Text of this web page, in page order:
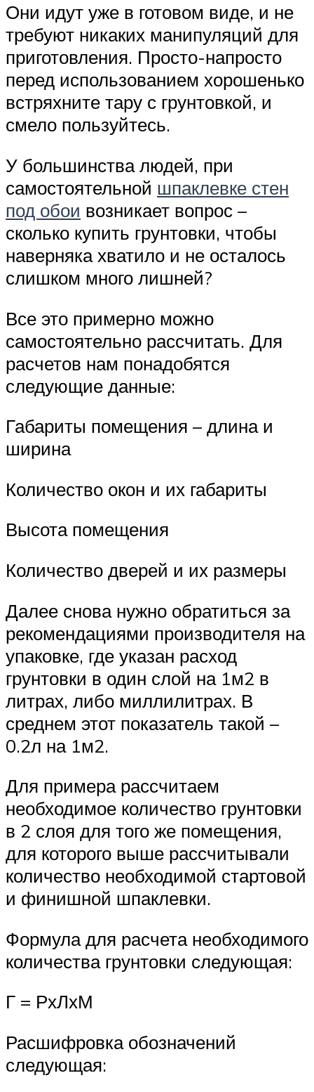
Они идут уже в готовом виде, и не
требуют никаких манипуляций для
приготовления. Просто-напросто
перед использованием хорошенько
встряхните тару с грунтовкой, и
смело пользуйтесь.
У большинства людей, при
самостоятельной шпаклевке стен
под обои возникает вопрос –
сколько купить грунтовки, чтобы
наверняка хватило и не осталось
слишком много лишней?
Все это примерно можно
самостоятельно рассчитать. Для
расчетов нам понадобятся
следующие данные:
Габариты помещения – длина и
ширина
Количество окон и их габариты
Высота помещения
Количество дверей и их размеры
Далее снова нужно обратиться за
рекомендациями производителя на
упаковке, где указан расход
грунтовки в один слой на 1м2 в
литрах, либо миллилитрах. В
среднем этот показатель такой –
0.2л на 1м2.
Для примера рассчитаем
необходимое количество грунтовки
в 2 слоя для того же помещения,
для которого выше рассчитывали
количество необходимой стартовой
и финишной шпаклевки.
Формула для расчета необходимого
количества грунтовки следующая:
Г = РхЛхМ
Расшифровка обозначений
следующая: